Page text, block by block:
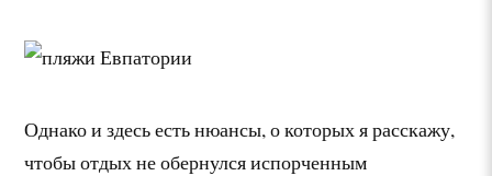
Однако и здесь есть нюансы, о которых я расскажу,
чтобы отдых не обернулся испорченным